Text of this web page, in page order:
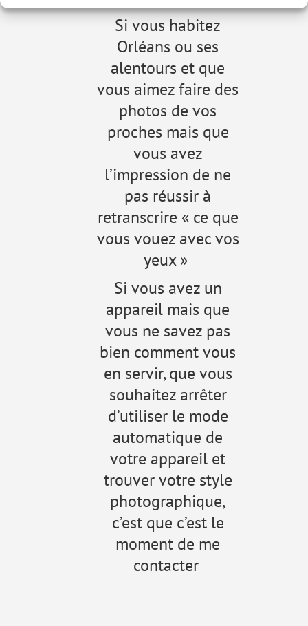
Si vous habitez
Orléans ou ses
alentours et que
vous aimez faire des
photos de vos
proches mais que
vous avez
l’impression de ne
pas réussir à
retranscrire « ce que
vous vouez avec vos
yeux »
Si vous avez un
appareil mais que
vous ne savez pas
bien comment vous
en servir, que vous
souhaitez arrêter
d’utiliser le mode
automatique de
votre appareil et
trouver votre style
photographique,
c’est que c’est le
moment de me
contacter